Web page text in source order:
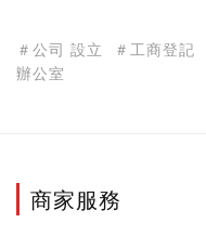
＃公司 設立 ＃工商登記
辦公室
商家服務